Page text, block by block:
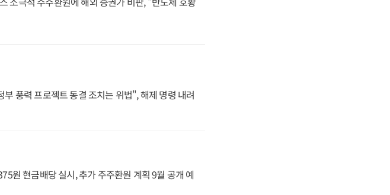
부 풍력 프로젝트 동결 조치는 위법", 해제 명령 내려
원 현금배당 실시, 추가 주주환원 계획 9월 공개 예